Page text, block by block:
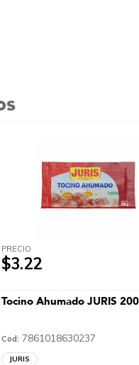
PRECIO
$3.22
Tocino Ahumado JURIS
Cod: 7861018630237
JURIS